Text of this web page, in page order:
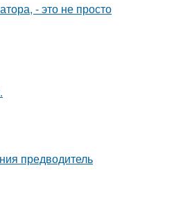
- это не просто
предводитель